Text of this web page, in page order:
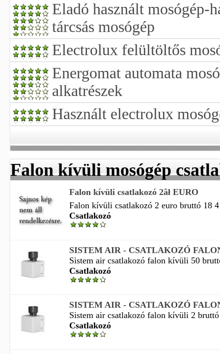
Eladó használt mosógép-
tárcsás mosógép
Electrolux felültöltős
Energomat automata
alkatrészek
Használt electrolux
Falon kívüli mosógép
Falon kívüli csatlakozó 2âł EURO
Falon kívüli csatlakozó 2 euro bruttó 18
Csatlakozó
SISTEM AIR - CSATLAKOZÓ
Sistem air csatlakozó falon kívüli 50
Csatlakozó
SISTEM AIR - CSATLAKOZÓ
Sistem air csatlakozó falon kívüli 2
Csatlakozó